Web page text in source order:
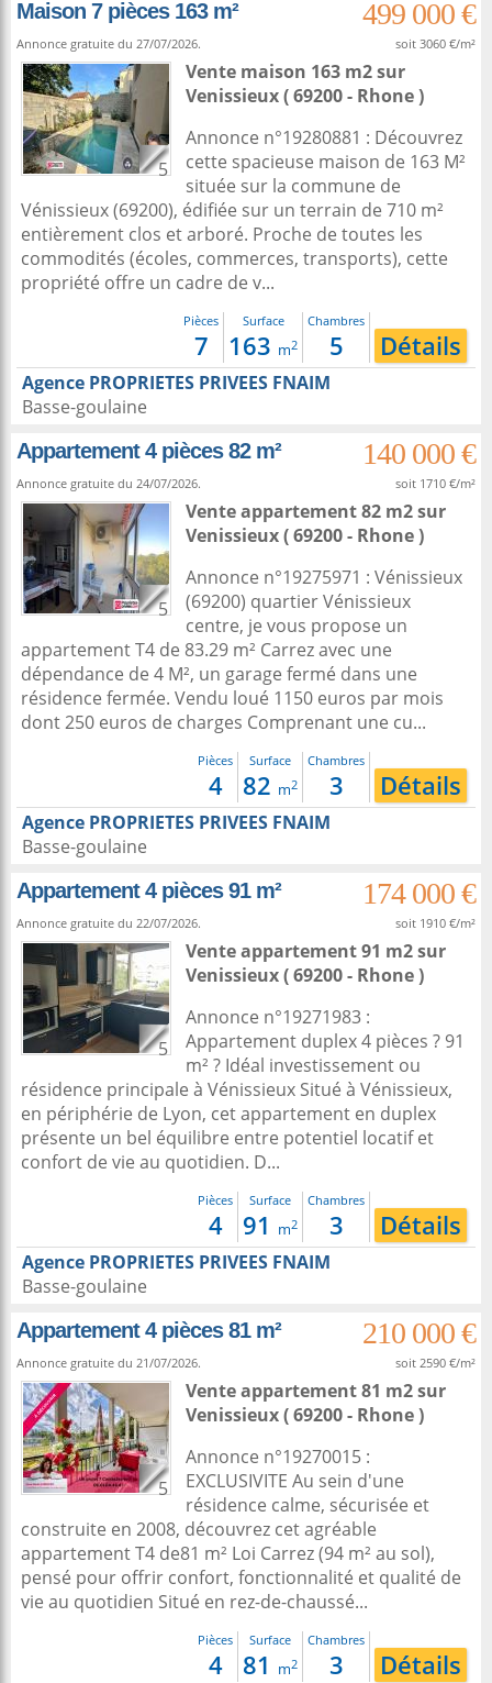
Maison 7 pièces 163 m² 499 000 €
Annonce gratuite du 27/07/2026. soit 3060 €/m²
5
Vente maison 163 m2sur
Venissieux( 69200 - Rhone )
Annonce n°19280881 : Découvrez
cette spacieuse maison de 163 M²
située sur la commune de
Vénissieux (69200), édifiée sur un terrain de 710 m²
entièrement clos et arboré. Proche de toutes les
commodités (écoles, commerces, transports), cette
propriété offre un cadre de v...
Pièces
7
Surface
163 m2
Chambres
5 Détails
Agence PROPRIETES PRIVEES FNAIM
Basse-goulaine
Appartement 4 pièces 82 m²
140 000 €
Annonce gratuite du 24/07/2026. soit 1710 €/m²
5
Vente appartement 82 m2sur
Venissieux( 69200 - Rhone )
Annonce n°19275971 : Vénissieux
(69200) quartier Vénissieux
centre, je vous propose un
appartement T4 de 83.29 m² Carrez avec une
dépendance de 4 M², un garage fermé dans une
résidence fermée. Vendu loué 1150 euros par mois
dont 250 euros de charges Comprenant une cu...
Pièces
4
Surface
82 m2
Chambres
3 Détails
Agence PROPRIETES PRIVEES FNAIM
Basse-goulaine
Appartement 4 pièces 91 m²
174 000 €
Annonce gratuite du 22/07/2026. soit 1910 €/m²
5
Vente appartement 91 m2sur
Venissieux( 69200 - Rhone )
Annonce n°19271983 :
Appartement duplex 4 pièces ? 91
m² ? Idéal investissement ou
résidence principale à Vénissieux Situé à Vénissieux,
en périphérie de Lyon, cet appartement en duplex
présente un bel équilibre entre potentiel locatif et
confort de vie au quotidien. D...
Pièces
4
Surface
91 m2
Chambres
3 Détails
Agence PROPRIETES PRIVEES FNAIM
Basse-goulaine
Appartement 4 pièces 81 m²
210 000 €
Annonce gratuite du 21/07/2026. soit 2590 €/m²
5
Vente appartement 81 m2sur
Venissieux( 69200 - Rhone )
Annonce n°19270015 :
EXCLUSIVITE Au sein d'une
résidence calme, sécurisée et
construite en 2008, découvrez cet agréable
appartement T4 de81 m² Loi Carrez (94 m² au sol),
pensé pour offrir confort, fonctionnalité et qualité de
vie au quotidien Situé en rez-de-chaussé...
Pièces
4
Surface
81 m2
Chambres
3 Détails